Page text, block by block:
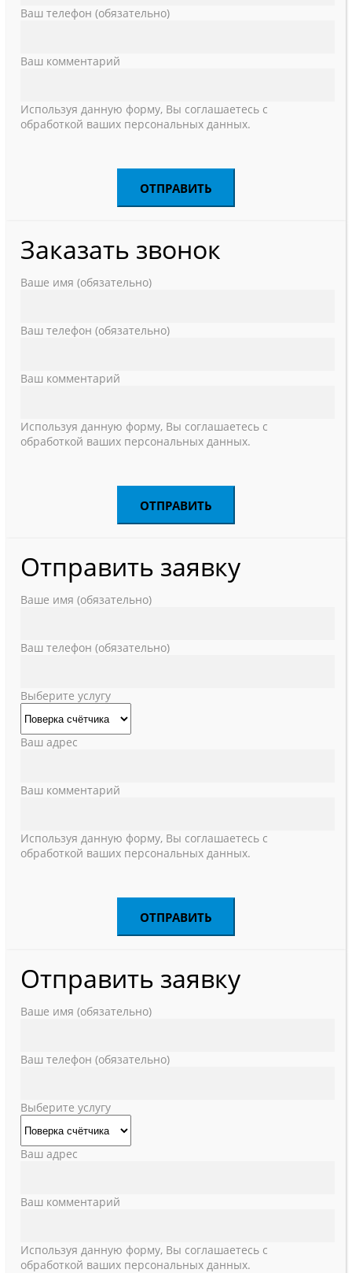
Ваш телефон (обязательно)
Ваш комментарий
Используя данную форму, Вы соглашаетесь с
обработкой ваших персональных данных.
Заказать звонок
Ваше имя (обязательно)
Ваш телефон (обязательно)
Ваш комментарий
Используя данную форму, Вы соглашаетесь с
обработкой ваших персональных данных.
Отправить заявку
Ваше имя (обязательно)
Ваш телефон (обязательно)
Выберите услугу
Ваш адрес
Ваш комментарий
Используя данную форму, Вы соглашаетесь с
обработкой ваших персональных данных.
Отправить заявку
Ваше имя (обязательно)
Ваш телефон (обязательно)
Выберите услугу
Ваш адрес
Ваш комментарий
Используя данную форму, Вы соглашаетесь с
обработкой ваших персональных данных.